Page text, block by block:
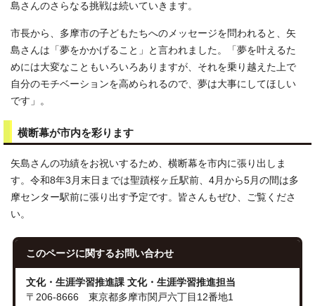
島さんのさらなる挑戦は続いていきます。
市長から、多摩市の子どもたちへのメッセージを問われると、矢
島さんは「夢をかかげること」と言われました。「夢を叶えるた
めには大変なこともいろいろありますが、それを乗り越えた上で
自分のモチベーションを高められるので、夢は大事にしてほしい
です」。
横断幕が市内を彩ります
矢島さんの功績をお祝いするため、横断幕を市内に張り出しま
す。令和8年3月末日までは聖蹟桜ヶ丘駅前、4月から5月の間は多
摩センター駅前に張り出す予定です。皆さんもぜひ、ご覧くださ
い。
このページに関するお問い合わせ
文化・生涯学習推進課 文化・生涯学習推進担当
〒206-8666 東京都多摩市関戸六丁目12番地1